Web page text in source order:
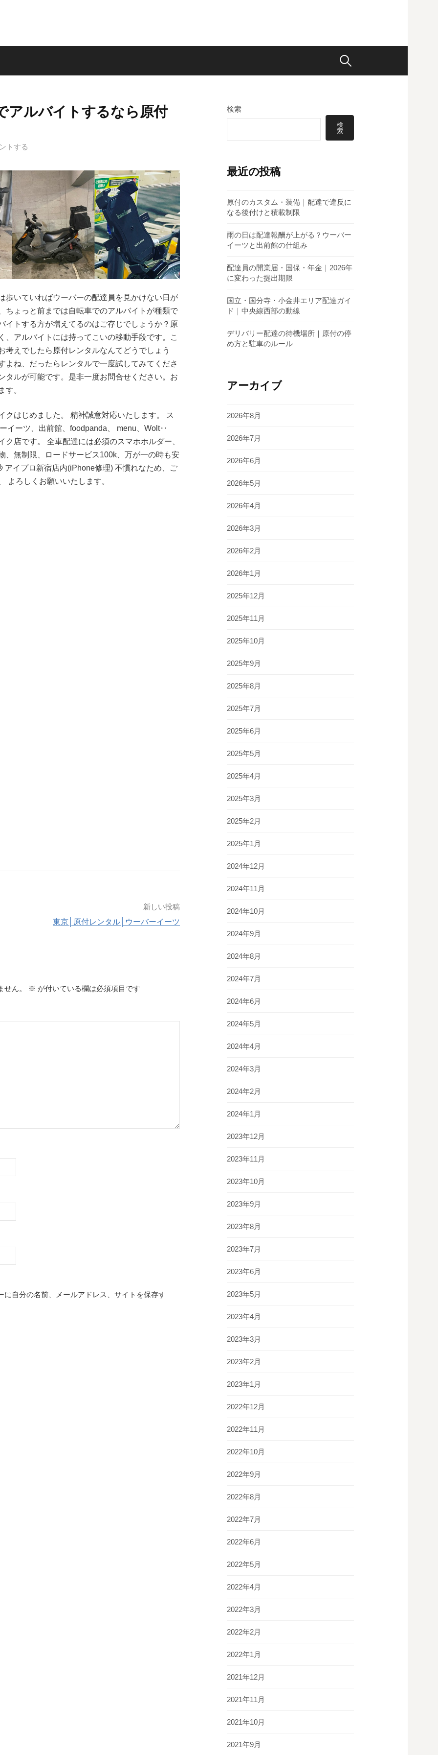
検
アルバイトするなら原付
トする
歩いていればウーバーの配達員を見かけない日が
ちょっと前までは自転車でのアルバイトが種類で
イトする方が増えてるのはご存じでしょうか？原
、アルバイトには持ってこいの移動手段です。こ
考えでしたら原付レンタルなんてどうでしょう
よね、だったらレンタルで一度試してみてくださ
タルが可能です。是非一度お問合せください。お
す。
クはじめました。 精神誠意対応いたします。 ス
イーツ、出前館、foodpanda、 menu、Wolt‥
店です。 全車配達には必須のスマホホルダー、
、無制限、ロードサービス100k、万が一の時も安
アイプロ新宿店内(iPhone修理) 不慣れなため、ご
よろしくお願いいたします。
新しい投稿
東京│原付レンタル│ウーバーイーツ
ん。 ※ が付いている欄は必須項目です
自分の名前、メールアドレス、サイトを保存す
検索
検
索
最近の投稿
原付のカスタム・装備｜配達で違反に
なる後付けと積載制限
雨の日は配達報酬が上がる？ウーバー
イーツと出前館の仕組み
配達員の開業届・国保・年金｜2026年
に変わった提出期限
国立・国分寺・小金井エリア配達ガイ
ド｜中央線西部の動線
デリバリー配達の待機場所｜原付の停
め方と駐車のルール
アーカイブ
2026年8月
2026年7月
2026年6月
2026年5月
2026年4月
2026年3月
2026年2月
2026年1月
2025年12月
2025年11月
2025年10月
2025年9月
2025年8月
2025年7月
2025年6月
2025年5月
2025年4月
2025年3月
2025年2月
2025年1月
2024年12月
2024年11月
2024年10月
2024年9月
2024年8月
2024年7月
2024年6月
2024年5月
2024年4月
2024年3月
2024年2月
2024年1月
2023年12月
2023年11月
2023年10月
2023年9月
2023年8月
2023年7月
2023年6月
2023年5月
2023年4月
2023年3月
2023年2月
2023年1月
2022年12月
2022年11月
2022年10月
2022年9月
2022年8月
2022年7月
2022年6月
2022年5月
2022年4月
2022年3月
2022年2月
2022年1月
2021年12月
2021年11月
2021年10月
2021年9月